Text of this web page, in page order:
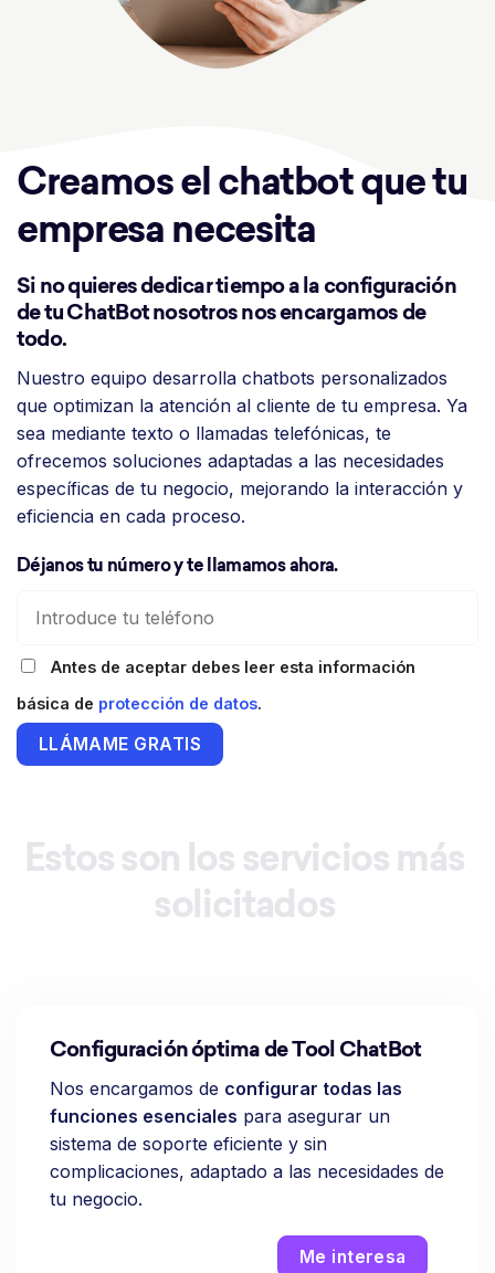
Creamos el chatbot que tu
empresa necesita
Si no quieres dedicar tiempo a la configuración
de tu ChatBot nosotros nos encargamos de
todo.
Nuestro equipo desarrolla chatbots personalizados
que optimizan la atención al cliente de tu empresa. Ya
sea mediante texto o llamadas telefónicas, te
ofrecemos soluciones adaptadas a las necesidades
específicas de tu negocio, mejorando la interacción y
eficiencia en cada proceso.
Déjanos tu número y te llamamos ahora.
Antes de aceptar debes leer esta información
básica de protección de datos.
Estos son los servicios más
solicitados
Configuración óptima de Tool ChatBot
Nos encargamos de configurar todas las
funciones esenciales para asegurar un
sistema de soporte eficiente y sin
complicaciones, adaptado a las necesidades de
tu negocio.
Me interesa